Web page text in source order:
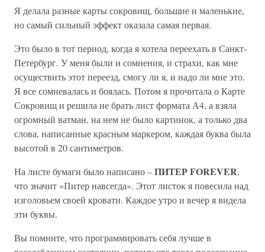
Я делала разные карты сокровищ, большие и маленькие,
но самый сильный эффект оказала самая первая.
Это было в тот период, когда я хотела переехать в Санкт-
Петербург. У меня были и сомнения, и страхи, как мне
осуществить этот переезд, смогу ли я, и надо ли мне это.
Я все сомневалась и боялась. Потом я прочитала о Карте
Сокровищ и решила не брать лист формата А4, а взяла
огромный ватман, на нем не было картинок, а только два
слова, написанные красным маркером, каждая буква была
высотой в 20 сантиметров.
На листе бумаги было написано –ПИТЕР FOREVER,
что значит «Питер навсегда». Этот листок я повесила над
изголовьем своей кровати. Каждое утро и вечер я видела
эти буквы.
Вы помните, что программировать себя лучше в